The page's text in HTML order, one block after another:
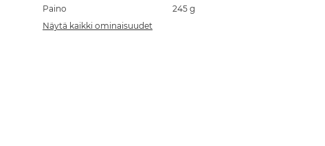
Paino
245 g
Näytä kaikki ominaisuudet